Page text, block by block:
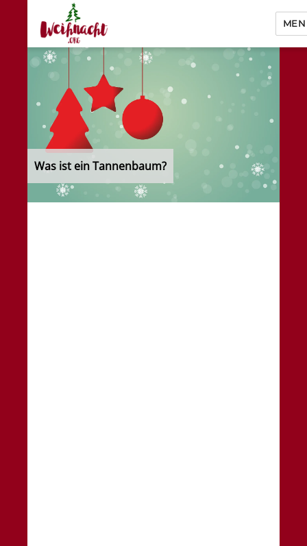
Weihnacht.org
Was ist ein Tannenbaum?